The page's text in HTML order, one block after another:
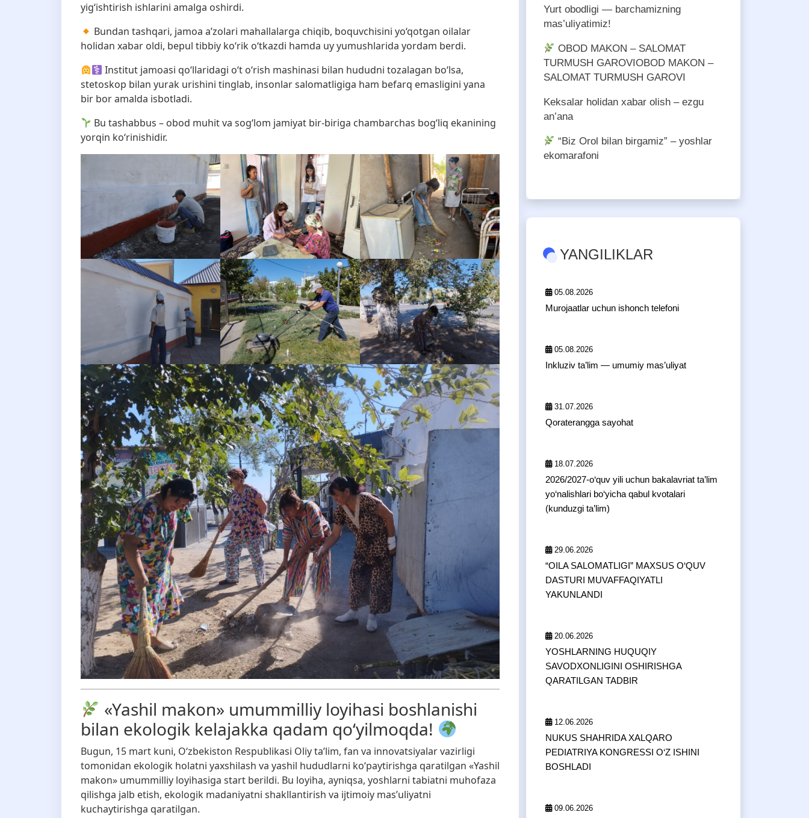
yig‘ishtirish ishlarini amalga oshirdi.
Bundan tashqari, jamoa a’zolari mahallalarga chiqib, boquvchisini yo‘qotgan oilalar
holidan xabar oldi, bepul tibbiy ko‘rik o‘tkazdi hamda uy yumushlarida yordam berdi.
Institut jamoasi qo‘llaridagi o‘t o‘rish mashinasi bilan hududni tozalagan bo‘lsa,
stetoskop bilan yurak urishini tinglab, insonlar salomatligiga ham befarq emasligini yana
bir bor amalda isbotladi.
Bu tashabbus – obod muhit va sog‘lom jamiyat bir-biriga chambarchas bog‘liq ekanining
yorqin ko‘rinishidir.
«Yashil makon» umummilliy loyihasi boshlanishi
bilan ekologik kelajakka qadam qo‘yilmoqda!
Bugun, 15 mart kuni, O‘zbekiston Respublikasi Oliy ta’lim, fan va innovatsiyalar vazirligi
tomonidan ekologik holatni yaxshilash va yashil hududlarni ko‘paytirishga qaratilgan «Yashil
makon» umummilliy loyihasiga start berildi. Bu loyiha, ayniqsa, yoshlarni tabiatni muhofaza
qilishga jalb etish, ekologik madaniyatni shakllantirish va ijtimoiy mas’uliyatni
kuchaytirishga qaratilgan.
Yurt obodligi — barchamizning
mas’uliyatimiz!
OBOD MAKON – SALOMAT
TURMUSH GAROVIOBOD MAKON –
SALOMAT TURMUSH GAROVI
Keksalar holidan xabar olish – ezgu
an’ana
“Biz Orol bilan birgamiz” – yoshlar
ekomarafoni
YANGILIKLAR
05.08.2026
Murojaatlar uchun ishonch telefoni
05.08.2026
Inkluziv ta’lim — umumiy mas’uliyat
31.07.2026
Qoraterangga sayohat
18.07.2026
2026/2027-o‘quv yili uchun bakalavriat ta’lim
yo‘nalishlari bo‘yicha qabul kvotalari
(kunduzgi ta’lim)
29.06.2026
“OILA SALOMATLIGI” MAXSUS O‘QUV
DASTURI MUVAFFAQIYATLI
YAKUNLANDI
20.06.2026
YOSHLARNING HUQUQIY
SAVODXONLIGINI OSHIRISHGA
QARATILGAN TADBIR
12.06.2026
NUKUS SHAHRIDA XALQARO
PEDIATRIYA KONGRESSI O‘Z ISHINI
BOSHLADI
09.06.2026